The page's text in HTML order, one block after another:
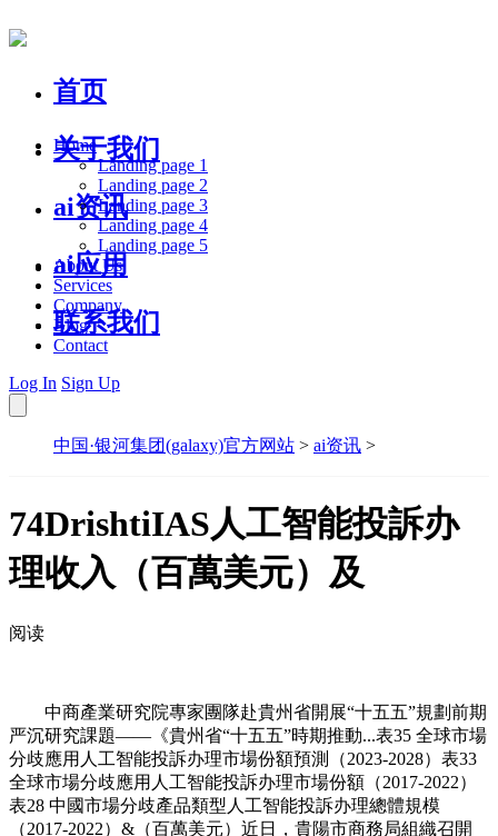
首页
关于我们
ai资讯
ai应用
联系我们
Home
Landing page 1
Landing page 2
Landing page 3
Landing page 4
Landing page 5
About Us
Services
Company
Blog
Contact
Log In Sign Up
中国·银河集团(galaxy)官方网站 > ai资讯 >
74DrishtiIAS人工智能投訴办
理收入（百萬美元）及
阅读
中商產業研究院專家團隊赴貴州省開展“十五五”規劃前期
严沉研究課題——《貴州省“十五五”時期推動...表35 全球市場
分歧應用人工智能投訴办理市場份額預測（2023-2028）表33
全球市場分歧應用人工智能投訴办理市場份額（2017-2022）
表28 中國市場分歧產品類型人工智能投訴办理總體規模
（2017-2022）&（百萬美元）近日，貴陽市商務局組織召開